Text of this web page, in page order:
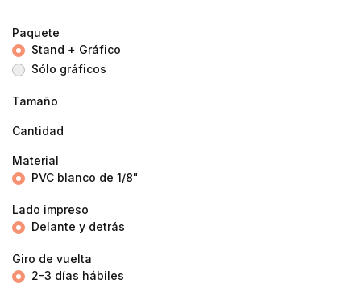
Paquete
Stand + Gráfico
Sólo gráficos
Tamaño
Cantidad
Material
PVC blanco de 1/8"
Lado impreso
Delante y detrás
Giro de vuelta
2-3 días hábiles